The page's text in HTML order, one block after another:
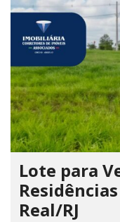
Lote para
Real/RJ